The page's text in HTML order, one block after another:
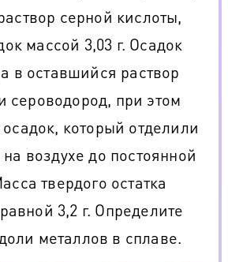
серной кислоты,
массой 3,03 г. Осадок
в оставшийся раствор
сероводород, при этом
который отделили
воздухе до постоянной
твердого остатка
3,2 г. Определите
металлов в сплаве.